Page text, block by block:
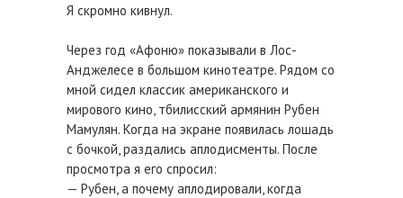
Я скромно кивнул.
Через год «Афоню» показывали в Лос-
Анджелесе в большом кинотеатре. Рядом со
мной сидел классик американского и
мирового кино, тбилисский армянин Рубен
Мамулян. Когда на экране появилась лошадь
с бочкой, раздались аплодисменты. После
просмотра я его спросил:
— Рубен, а почему аплодировали, когда